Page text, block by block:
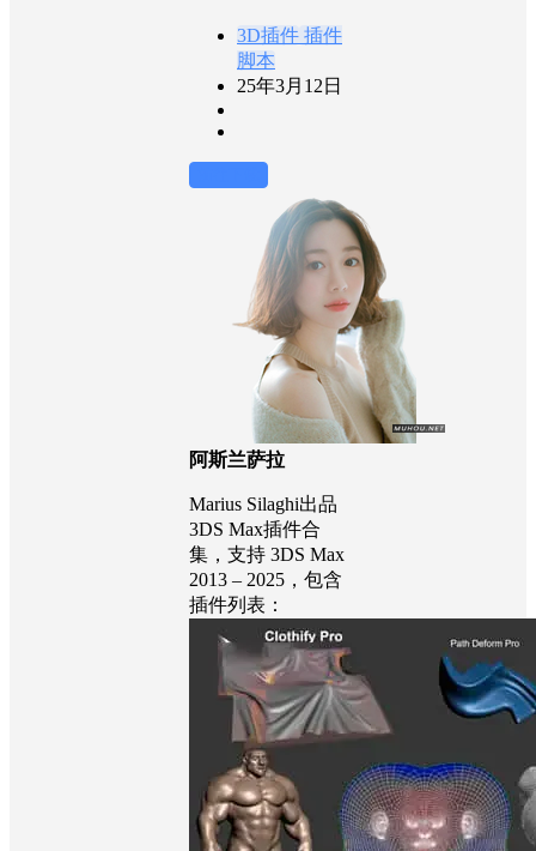
3D插件 插件
脚本
25年3月12日
阿斯兰萨拉
Marius Silaghi出品
3DS Max插件合
集，支持 3DS Max
2013 – 2025，包含
插件列表：